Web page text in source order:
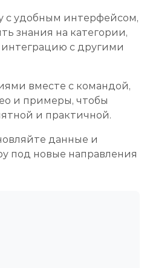
с удобным интерфейсом,
знания на категории,
интеграцию с другими
вместе с командой,
и примеры, чтобы
и практичной.
данные и
под новые направления